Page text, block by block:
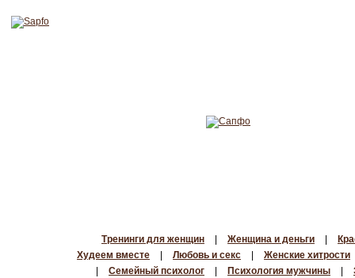
Тренинги для женщин Женщина и деньги
Худеем вместе
Любовь и секс
Женские хитрости
Семейный психолог Психология мужчины